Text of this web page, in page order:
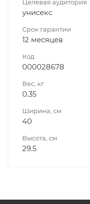
Целевая аудитория
унисекс
Срок гарантии
12 месяцев
Код
000028678
Вес, кг
0.35
Ширина, см
40
Высота, см
29.5